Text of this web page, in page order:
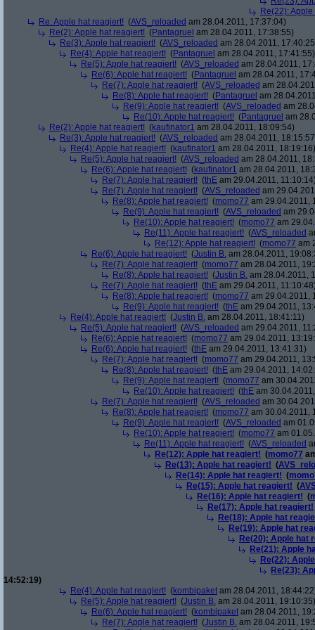
Re(22):
Re: Apple hat reagiert! (AVS_reloaded am 28.04.2011, 17:37:04)
Re(2): Apple hat reagiert! (Pantagruel am 28.04.2011, 17:38:55)
Re(3): Apple hat reagiert! (AVS_reloaded am 28.04.2011,
Re(4): Apple hat reagiert! (Pantagruel am 28.04.2011, 17:41:55)
Re(5): Apple hat reagiert! (AVS_reloaded am 28.04.2011,
Re(6): Apple hat reagiert! (Pantagruel am 28.04.2011,
Re(7): Apple hat reagiert! (AVS_reloaded am
Re(8): Apple hat reagiert! (Pantagruel am
Re(9): Apple hat reagiert! (AVS_reloaded am
Re(10): Apple hat reagiert! (Pantagruel am
Re(2): Apple hat reagiert! (kaufinator1 am 28.04.2011, 18:09:54)
Re(3): Apple hat reagiert! (AVS_reloaded am 28.04.2011,
Re(4): Apple hat reagiert! (kaufinator1 am 28.04.2011, 18:19:16)
Re(5): Apple hat reagiert! (AVS_reloaded am 28.04.2011,
Re(6): Apple hat reagiert! (kaufinator1 am 28.04.2011,
Re(7): Apple hat reagiert! (thE am 29.04.2011,
Re(7): Apple hat reagiert! (AVS_reloaded am
Re(8): Apple hat reagiert! (momo77 am 29.04.2011,
Re(9): Apple hat reagiert! (AVS_reloaded am
Re(10): Apple hat reagiert! (momo77 am
Re(11): Apple hat reagiert! (AVS_reloaded
Re(12): Apple hat reagiert! (momo77 am
Re(6): Apple hat reagiert! (Justin B. am 28.04.2011,
Re(7): Apple hat reagiert! (momo77 am 28.04.2011,
Re(8): Apple hat reagiert! (Justin B. am 28.04.2011,
Re(7): Apple hat reagiert! (thE am 29.04.2011,
Re(8): Apple hat reagiert! (momo77 am 29.04.2011,
Re(9): Apple hat reagiert! (thE am 29.04.2011,
Re(4): Apple hat reagiert! (Justin B. am 28.04.2011, 18:41:11)
Re(5): Apple hat reagiert! (AVS_reloaded am 29.04.2011,
Re(6): Apple hat reagiert! (momo77 am 29.04.2011,
Re(6): Apple hat reagiert! (thE am 29.04.2011, 13:41:31)
Re(7): Apple hat reagiert! (momo77 am 29.04.2011,
Re(8): Apple hat reagiert! (thE am 29.04.2011,
Re(9): Apple hat reagiert! (momo77 am
Re(10): Apple hat reagiert! (thE am
Re(7): Apple hat reagiert! (AVS_reloaded am
Re(8): Apple hat reagiert! (momo77 am 30.04.2011,
Re(9): Apple hat reagiert! (AVS_reloaded am
Re(10): Apple hat reagiert! (momo77 am
Re(11): Apple hat reagiert! (AVS_reloaded
Re(12): Apple hat reagiert! (momo77
Re(13): Apple hat reagiert! (
Re(14): Apple hat reagiert! (
Re(15): Apple hat reagiert! (
Re(16): Apple hat reagiert! (
Re(17): Apple hat reagiert!
Re(18): Apple hat
Re(19): Apple hat
Re(20): Apple hat
Re(21): Apple
Re(22):
Re(23):
14:52:19)
Re(4): Apple hat reagiert! (kombipaket am 28.04.2011,
Re(5): Apple hat reagiert! (Justin B. am 28.04.2011, 19:10:35)
Re(6): Apple hat reagiert! (kombipaket am 28.04.2011,
Re(7): Apple hat reagiert! (Justin B. am 28.04.2011,